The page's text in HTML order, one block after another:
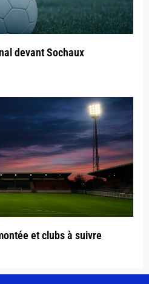
devant Sochaux
et clubs à suivre